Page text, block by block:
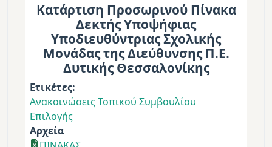
Κατάρτιση Προσωρινού Πίνακα
Δεκτής Υποψήφιας
Υποδιευθύντριας Σχολικής
Μονάδας της Διεύθυνσης Π.Ε.
Δυτικής Θεσσαλονίκης
Ετικέτες
Ανακοινώσεις Τοπικού Συμβουλίου
Επιλογής
Αρχεία